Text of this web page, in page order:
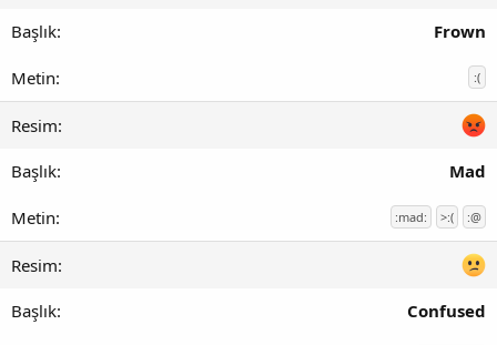
Frown
:(
Mad
:mad: >:( :@
Confused